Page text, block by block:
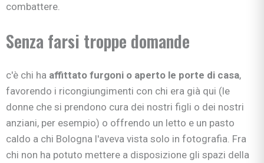
combattere.
Senza farsi troppe domande
c'è chi ha affittato furgoni o aperto le porte di casa,
favorendo i ricongiungimenti con chi era già qui (le
donne che si prendono cura dei nostri figli o dei nostri
anziani, per esempio) o offrendo un letto e un pasto
caldo a chi Bologna l'aveva vista solo in fotografia. Fra
chi non ha potuto mettere a disposizione gli spazi della